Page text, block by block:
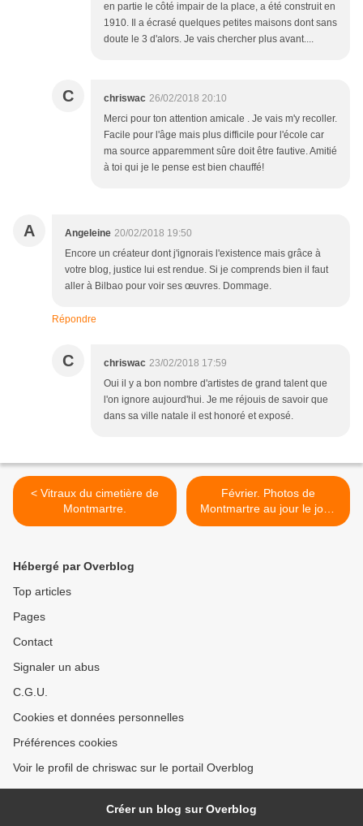
en partie le côté impair de la place, a été construit en
1910. Il a écrasé quelques petites maisons dont sans
doute le 3 d'alors. Je vais chercher plus avant....
C chriswac 26/02/2018 20:10
Merci pour ton attention amicale . Je vais m'y recoller.
Facile pour l'âge mais plus difficile pour l'école car
ma source apparemment sûre doit être fautive. Amitié
à toi qui je le pense est bien chauffé!
A Angeleine 20/02/2018 19:50
Encore un créateur dont j'ignorais l'existence mais grâce à
votre blog, justice lui est rendue. Si je comprends bien il faut
aller à Bilbao pour voir ses œuvres. Dommage.
Répondre
C chriswac 23/02/2018 17:59
Oui il y a bon nombre d'artistes de grand talent que
l'on ignore aujourd'hui. Je me réjouis de savoir que
dans sa ville natale il est honoré et exposé.
< Vitraux du cimetière de
Montmartre.
Février. Photos de
Montmartre au jour le jour.
>
Hébergé par Overblog
Top articles
Pages
Contact
Signaler un abus
C.G.U.
Cookies et données personnelles
Préférences cookies
Voir le profil de chriswac sur le portail Overblog
Créer un blog sur Overblog